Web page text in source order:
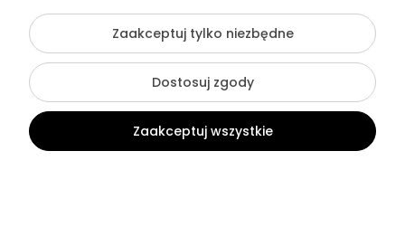
Szablon Flex byEcommercy
Pokaż pełną wersję strony
Sklep internetowy Shoper Premium
Zaakceptuj tylko niezbędne
Dostosuj zgody
Zaakceptuj wszystkie